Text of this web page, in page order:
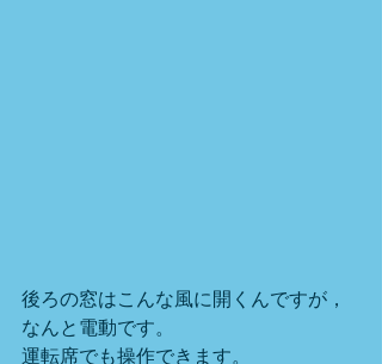
後ろの窓はこんな風に開くんですが，
なんと電動です。
運転席でも操作できます。